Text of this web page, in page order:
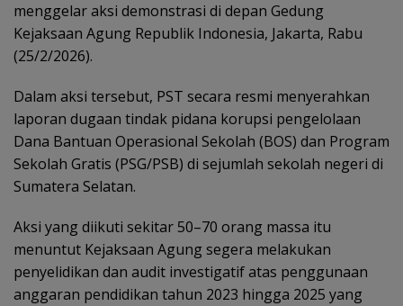
menggelar aksi demonstrasi di depan Gedung
Kejaksaan Agung Republik Indonesia, Jakarta, Rabu
(25/2/2026).
Dalam aksi tersebut, PST secara resmi menyerahkan
laporan dugaan tindak pidana korupsi pengelolaan
Dana Bantuan Operasional Sekolah (BOS) dan Program
Sekolah Gratis (PSG/PSB) di sejumlah sekolah negeri di
Sumatera Selatan.
Aksi yang diikuti sekitar 50–70 orang massa itu
menuntut Kejaksaan Agung segera melakukan
penyelidikan dan audit investigatif atas penggunaan
anggaran pendidikan tahun 2023 hingga 2025 yang